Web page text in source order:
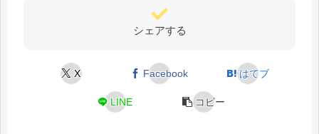
シェアする
X Facebook はてブ
LINE コピー